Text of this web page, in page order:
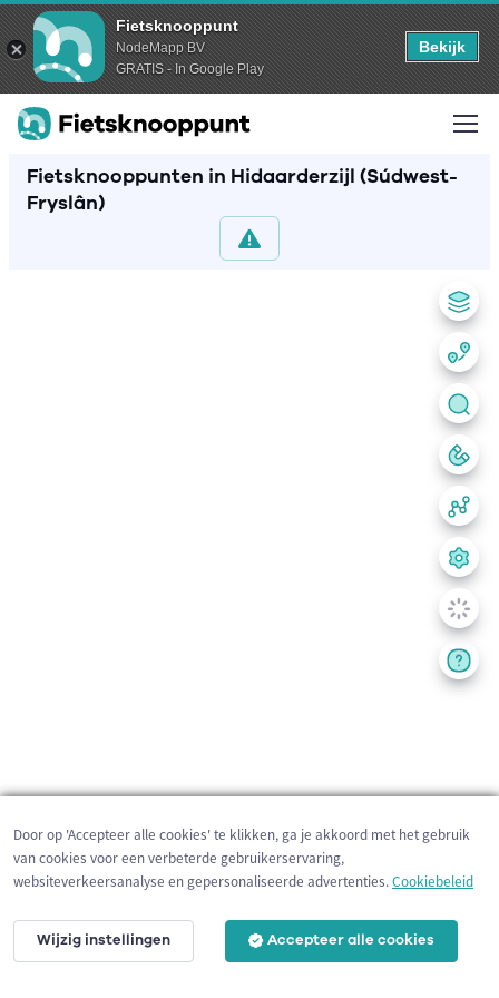
Fietsknooppunt
NodeMapp BV
GRATIS - In Google Play
Bekijk
Fietsknooppunten in Hidaarderzijl (Súdwest-
Fryslân)
200 m
Door op 'Accepteer alle cookies' te klikken, ga je akkoord met het gebruik
van cookies voor een verbeterde gebruikerservaring,
websiteverkeersanalyse en gepersonaliseerde advertenties.Cookiebeleid
Wijzig instellingen Accepteer alle cookies